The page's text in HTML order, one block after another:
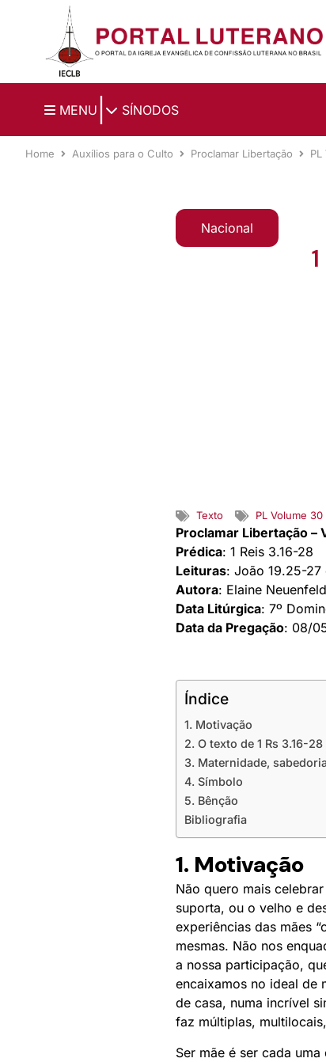
Ir para o conteúdo principal
MENU SÍNODOS
Home Auxílios para o Culto Proclamar Libertação PL
Nacional
Texto PL Volume 30
Proclamar Libertação –
Prédica: 1 Reis 3.16-28
Leituras: João 19.25-27
Autora: Elaine
Data Litúrgica: 7º
Data da Pregação: 08/
Índice
1. Motivação
2. O texto de 1 Rs 3.16-28
3. Maternidade,
4. Símbolo
5. Bênção
Bibliografia
1. Motivação
Não quero mais
suporta, ou o velho e
experiências das mães
mesmas. Não nos
a nossa participação,
encaixamos no ideal de
de casa, numa incrível
faz múltiplas,
Ser mãe é ser cada